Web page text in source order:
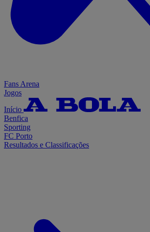
Fans Arena
Jogos
Início
Benfica
Sporting
FC Porto
Resultados e Classificações